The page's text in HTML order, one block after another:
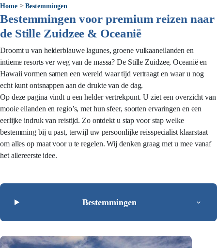
Home>Bestemmingen
Bestemmingen voor premium reizen naar
de Stille Zuidzee & Oceanië
Droomt u van helderblauwe lagunes, groene vulkaaneilanden en
intieme resorts ver weg van de massa? De Stille Zuidzee, Oceanië en
Hawaii vormen samen een wereld waar tijd vertraagt en waar u nog
echt kunt ontsnappen aan de drukte van de dag.
Op deze pagina vindt u een helder vertrekpunt. U ziet een overzicht van
mooie eilanden en regio’s, met hun sfeer, soorten ervaringen en een
eerlijke indruk van reistijd. Zo ontdekt u stap voor stap welke
bestemming bij u past, terwijl uw persoonlijke reisspecialist klaarstaat
om alles op maat voor u te regelen. Wij denken graag met u mee vanaf
het allereerste idee.
Bestemmingen